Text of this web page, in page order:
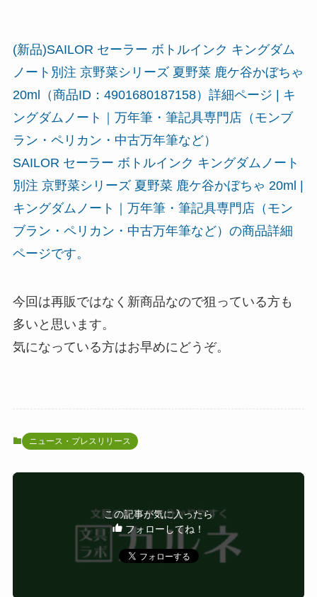
(新品)SAILOR セーラー ボトルインク キングダム
ノート別注 京野菜シリーズ 夏野菜 鹿ケ谷かぼちゃ
20ml（商品ID：4901680187158）詳細ページ | キ
ングダムノート｜万年筆・筆記具専門店（モンブ
ラン・ペリカン・中古万年筆など）
SAILOR セーラー ボトルインク キングダムノート
別注 京野菜シリーズ 夏野菜 鹿ケ谷かぼちゃ 20ml |
キングダムノート｜万年筆・筆記具専門店（モン
ブラン・ペリカン・中古万年筆など）の商品詳細
ページです。
今回は再販ではなく新商品なので狙っている方も
多いと思います。
気になっている方はお早めにどうぞ。
ニュース・プレスリリース
この記事が気に入ったら
フォローしてね！